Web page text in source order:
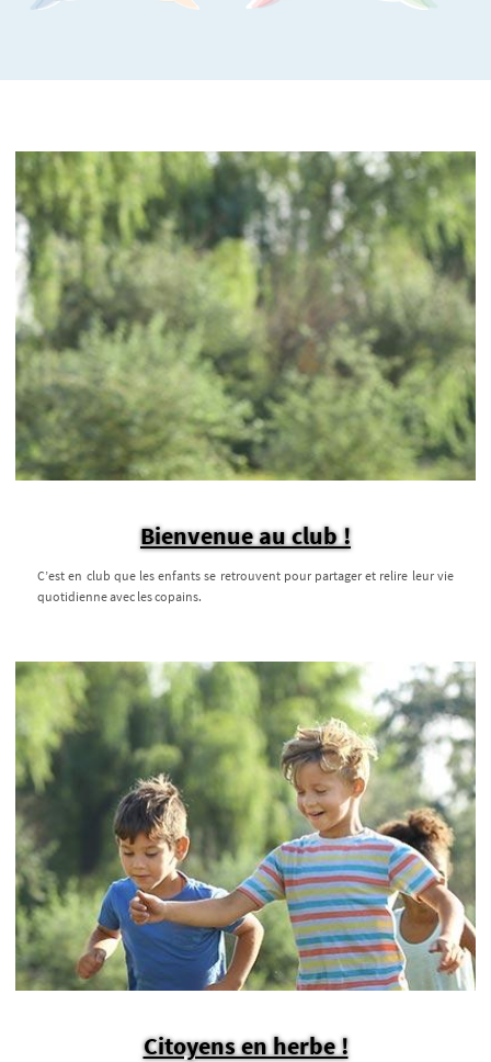
Bienvenue au club !
C’est en club que les enfants se retrouvent pour partager et relire leur vie
quotidienne avec les copains.
Citoyens en herbe !